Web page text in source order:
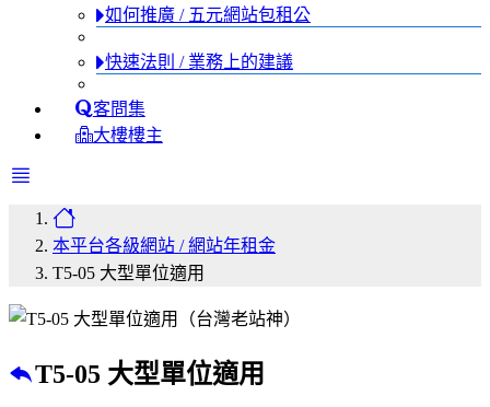
如何推廣 / 五元網站包租公
快速法則 / 業務上的建議
客問集
大樓樓主
本平台各級網站 / 網站年租金
T5-05 大型單位適用
T5-05 大型單位適用